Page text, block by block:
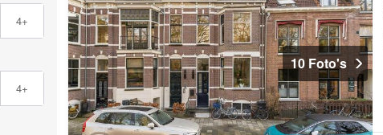
4+
4+
10 Foto's